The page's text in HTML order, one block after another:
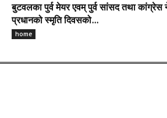
बुटवलका पुर्व मेयर एवम् पुर्व सांसद तथा कांग्रेस
प्रधानको स्मृति दिवसको...
home